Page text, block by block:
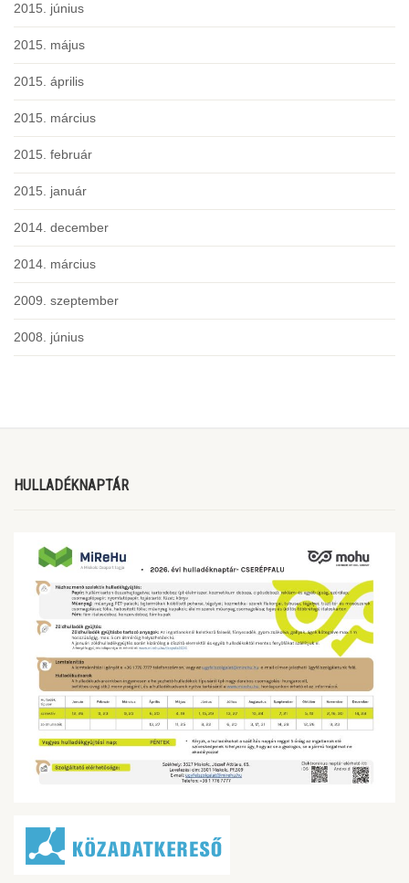
2015. június
2015. május
2015. április
2015. március
2015. február
2015. január
2014. december
2014. március
2009. szeptember
2008. június
HULLADÉKNAPTÁR